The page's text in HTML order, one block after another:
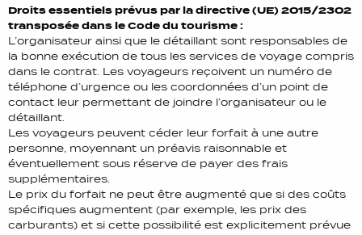
Droits essentiels prévus par la directive (UE) 2015/2302
transposée dans le Code du tourisme :
L’organisateur ainsi que le détaillant sont responsables de
la bonne exécution de tous les services de voyage compris
dans le contrat. Les voyageurs reçoivent un numéro de
téléphone d’urgence ou les coordonnées d’un point de
contact leur permettant de joindre l’organisateur ou le
détaillant.
Les voyageurs peuvent céder leur forfait à une autre
personne, moyennant un préavis raisonnable et
éventuellement sous réserve de payer des frais
supplémentaires.
Le prix du forfait ne peut être augmenté que si des coûts
spécifiques augmentent (par exemple, les prix des
carburants) et si cette possibilité est explicitement prévue